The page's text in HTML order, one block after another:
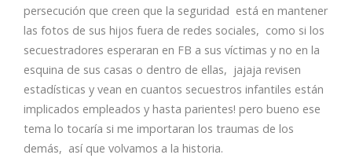
persecución que creen que la seguridad está en mantener
las fotos de sus hijos fuera de redes sociales, como si los
secuestradores esperaran en FB a sus víctimas y no en la
esquina de sus casas o dentro de ellas, jajaja revisen
estadísticas y vean en cuantos secuestros infantiles están
implicados empleados y hasta parientes! pero bueno ese
tema lo tocaría si me importaran los traumas de los
demás, así que volvamos a la historia.